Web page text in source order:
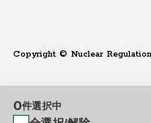
0件選択中
Copyright © Nuclear